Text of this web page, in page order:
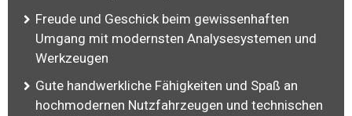
Freude und Geschick beim gewissenhaften
Umgang mit modernsten Analysesystemen und
Werkzeugen
Gute handwerkliche Fähigkeiten und Spaß an
hochmodernen Nutzfahrzeugen und technischen